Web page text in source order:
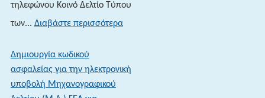
τηλεφώνου Κοινό Δελτίο Τύπου
των... Διαβάστε περισσότερα:
26 Πανελλαδικές
Δημιουργία κωδικού
ασφαλείας για την ηλεκτρονική
υποβολή Μηχανογραφικού